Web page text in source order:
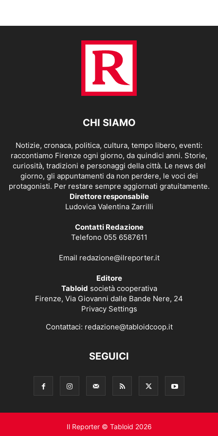
CHI SIAMO
Notizie, cronaca, politica, cultura, tempo libero, eventi:
raccontiamo Firenze ogni giorno, da quindici anni. Storie,
curiosità, tradizioni e personaggi della città. Le news del
giorno, gli appuntamenti da non perdere, le voci dei
protagonisti. Per restare sempre aggiornati gratuitamente.
Direttore responsabile
Ludovica Valentina Zarrilli
Contatti Redazione
Telefono 055 6587611
Email redazione@ilreporter.it
Editore
Tabloid società cooperativa
Firenze, Via Giovanni dalle Bande Nere, 24
Privacy Settings
Contattaci: redazione@tabloidcoop.it
SEGUICI
Il Reporter © Tabloid 2026